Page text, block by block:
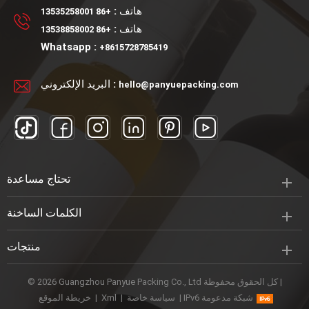
هاتف : +86 13535258001
هاتف : +86 13538858002
Whatsapp : +8615728785419
البريد الإلكتروني : hello@panyuepacking.com
تحتاج مساعدة
الكلمات الساخنة
منتجات
© 2026 Guangzhou Panyue Packing Co., Ltd كل الحقوق محفوظة |
خريطة الموقع | Xml | سياسة خاصة | IPv6 شبكة مدعومة